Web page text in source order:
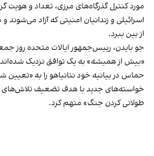
مورد کنترل گذرگاه‌های مرزی، تعداد و هویت
اسرائیلی و زندانیان امنیتی که آزاد می‌شوند
از بین ببرد.
جو بایدن، رییس‌جمهور ایالات متحده روز
«بیش از همیشه» به یک توافق نزدیک
حماس در بیانیه خود نتانیاهو را به «تعیین
خواسته‌های جدید با هدف تضعیف تلاش‌های
طولانی کردن جنگ» متهم کرد.